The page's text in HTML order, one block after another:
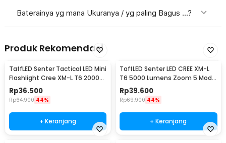
Baterainya yg mana Ukuranya / yg paling Bagus ...?
Produk Rekomendasi
TaffLED Senter Tactical LED Mini
Flashlight Cree XM-L T6 2000
Lumens - E17
Rp36.500
Rp64.900 44%
+ Keranjang
TaffLED Senter LED CREE XM-L
T6 5000 Lumens Zoom 5 Mode
Baterai 26650 - E97
Rp39.600
Rp69.900 44%
+ Keranjang